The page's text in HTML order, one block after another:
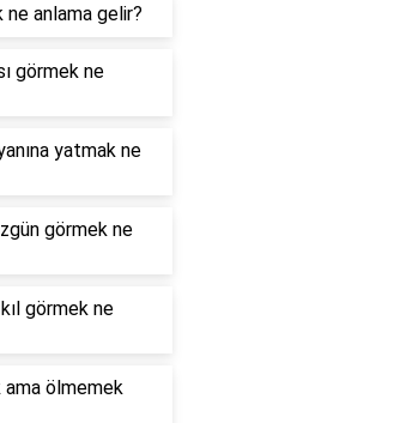
ne anlama gelir?
görmek ne
yatmak ne
görmek ne
görmek ne
ama ölmemek